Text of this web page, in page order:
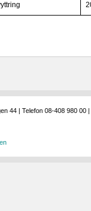
44 | Telefon 08-408 980 00 |